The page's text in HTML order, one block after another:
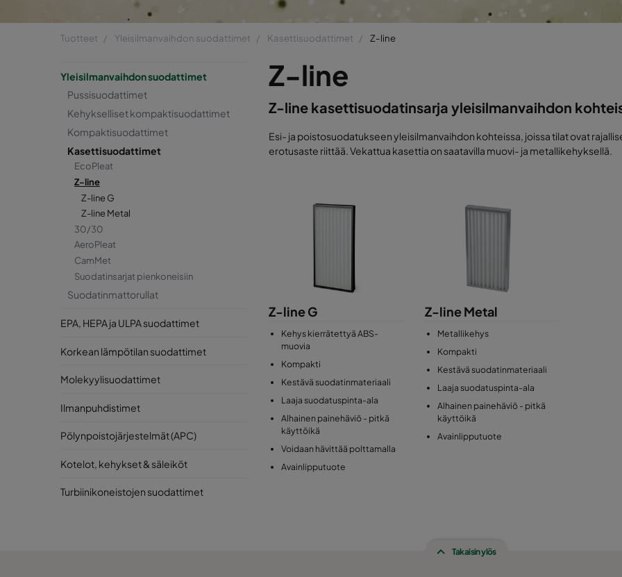
Tuotteet Yleisilmanvaihdon suodattimet Kasettisuodattimet Z-line
Yleisilmanvaihdon suodattimet
Pussisuodattimet
Kehykselliset kompaktisuodattimet
Kompaktisuodattimet
Kasettisuodattimet
EcoPleat
Z-line
Z-line G
Z-line Metal
30/30
AeroPleat
CamMet
Suodatinsarjat pienkoneisiin
Suodatinmattorullat
EPA, HEPA ja ULPA suodattimet
Korkean lämpötilan suodattimet
Molekyylisuodattimet
Ilmanpuhdistimet
Pölynpoistojärjestelmät (APC)
Kotelot, kehykset & säleiköt
Turbiinikoneistojen suodattimet
Z-line
Z-line kasettisuodatinsarja yleisilmanvaihdon
Esi- ja poistosuodatukseen yleisilmanvaihdon kohteissa, joissa tilat ovat
erotusaste riittää. Vekattua kasettia on saatavilla muovi- ja metallikehyksellä.
Z-line G
Kehys kierrätettyä ABS-
muovia
Kompakti
Kestävä suodatinmateriaali
Laaja suodatuspinta-ala
Alhainen painehäviö - pitkä
käyttöikä
Voidaan hävittää polttamalla
Avainlipputuote
Z-line Metal
Metallikehys
Kompakti
Kestävä suodatinmateriaali
Laaja suodatuspinta-ala
Alhainen painehäviö - pitkä
käyttöikä
Avainlipputuote
Takaisin ylös